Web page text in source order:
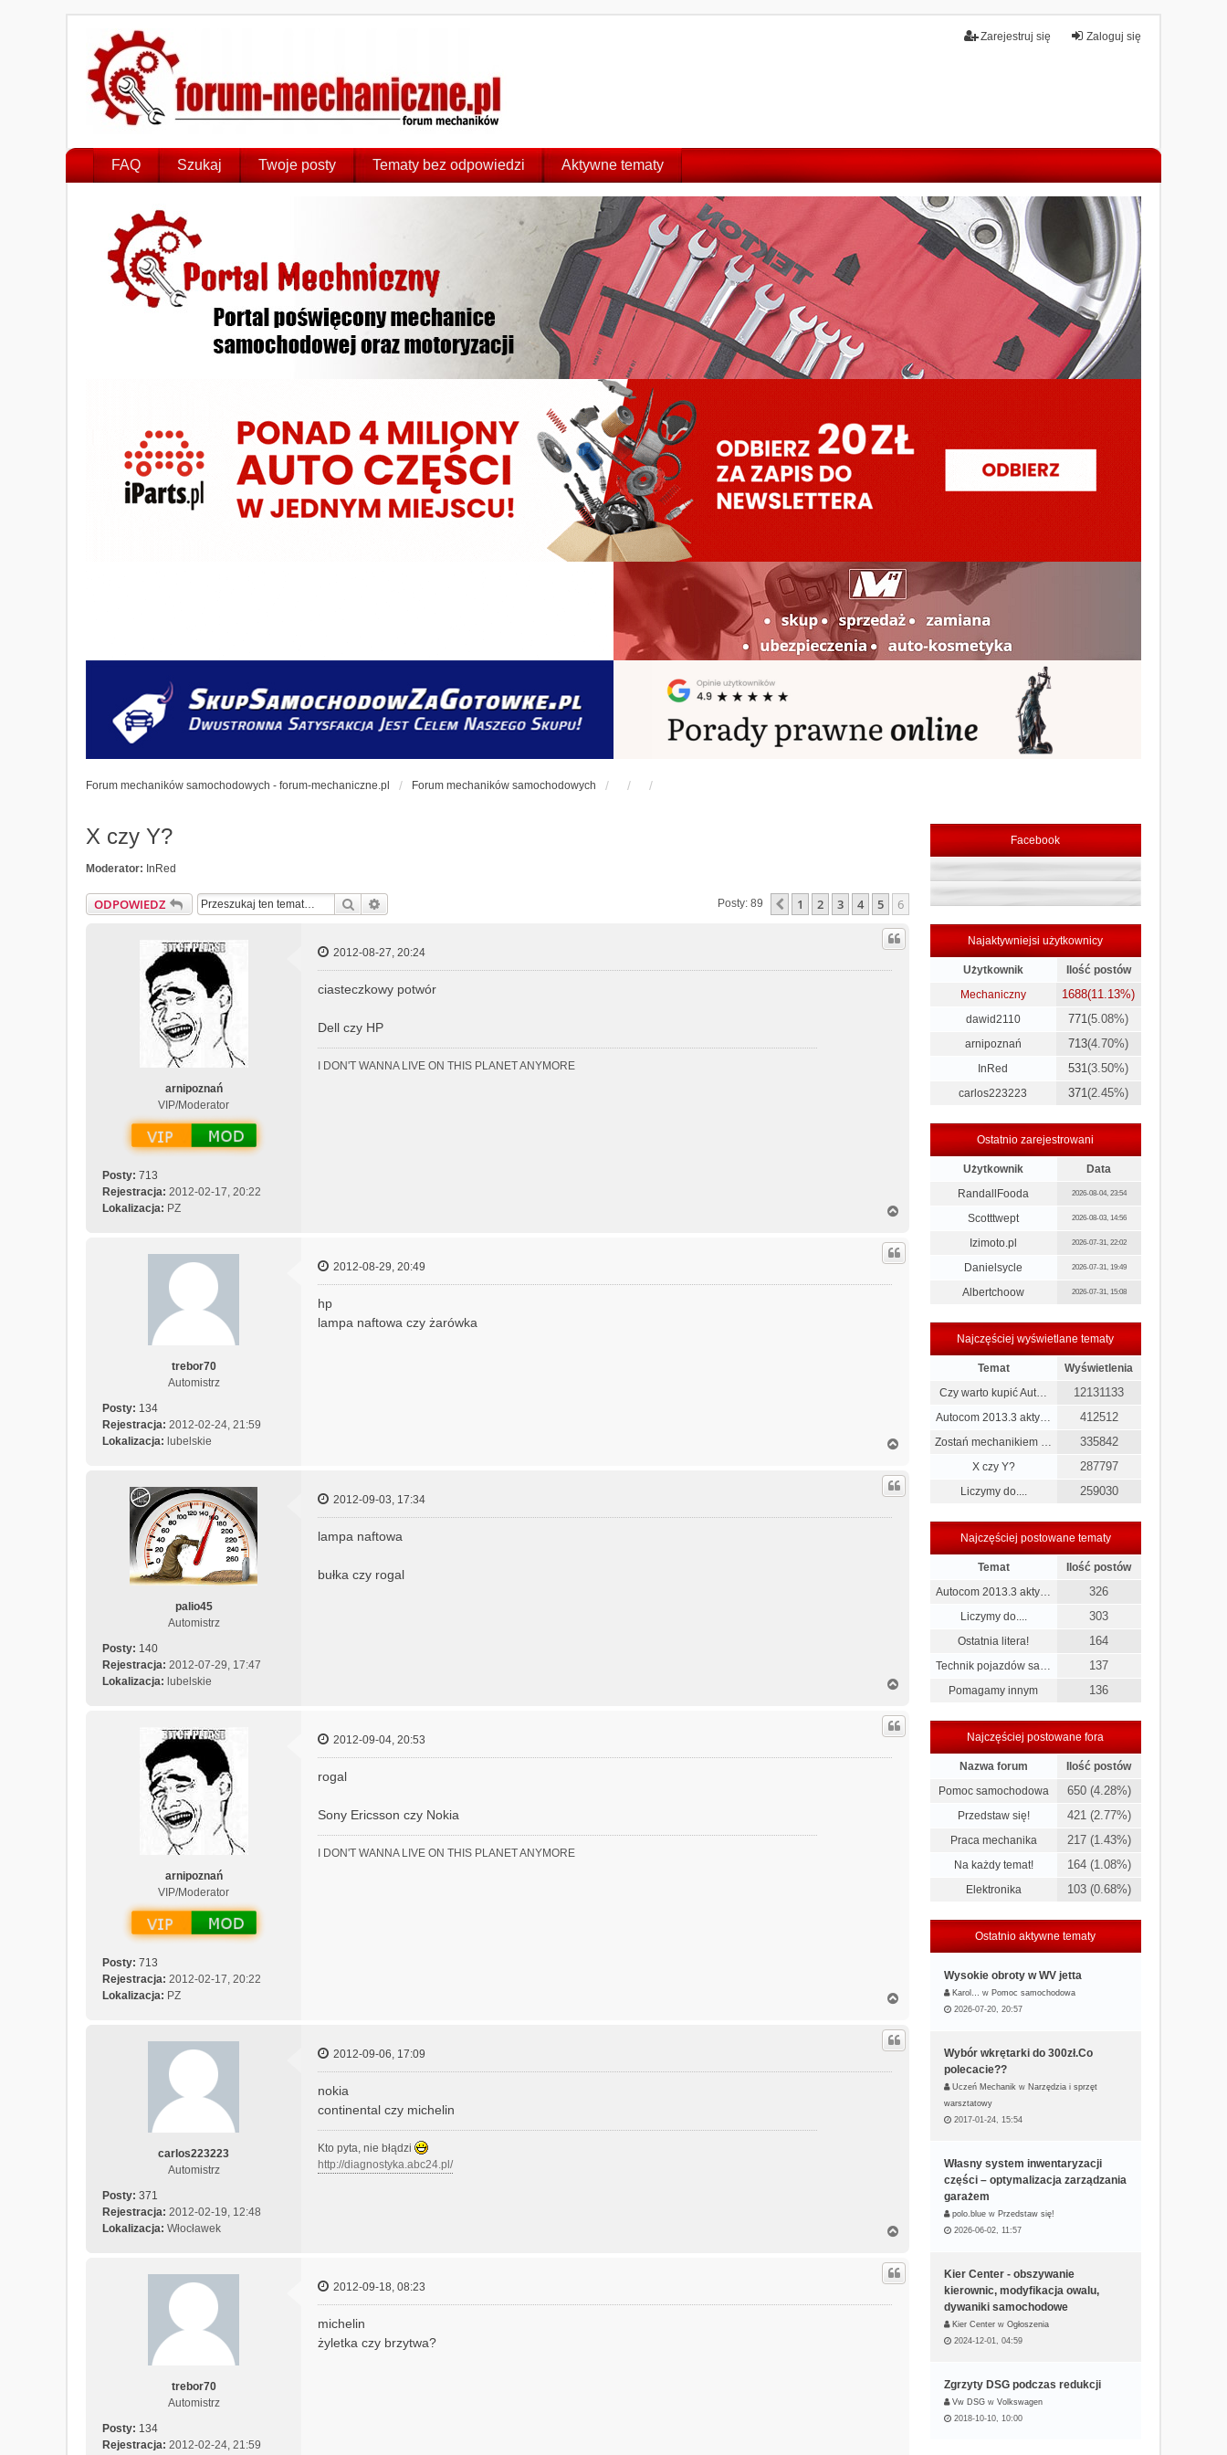
Zaloguj się
Zarejestruj się
FAQ Szukaj Twoje posty Tematy bez odpowiedzi Aktywne tematy
Forum mechaników samochodowych - forum-mechaniczne.pl Forum mechaników samochodowych
X czy Y?
Moderator: InRed
ODPOWIEDZ Szukaj Posty: 89 Poprzednia
1 2 3 4 5 6
arnipoznań
VIP/Moderator
Posty: 713
Rejestracja: 2012-02-17, 20:22
Lokalizacja: PZ
2012-08-27, 20:24
ciasteczkowy potwór
Dell czy HP
I DON'T WANNA LIVE ON THIS PLANET ANYMORE
g
r
trebor70
Automistrz
Posty: 134
Rejestracja: 2012-02-24, 21:59
Lokalizacja: lubelskie
2012-08-29, 20:49
hp
lampa naftowa czy żarówka
g
r
palio45
Automistrz
Posty: 140
Rejestracja: 2012-07-29, 17:47
Lokalizacja: lubelskie
2012-09-03, 17:34
lampa naftowa
bułka czy rogal
g
r
arnipoznań
VIP/Moderator
Posty: 713
Rejestracja: 2012-02-17, 20:22
Lokalizacja: PZ
2012-09-04, 20:53
rogal
Sony Ericsson czy Nokia
I DON'T WANNA LIVE ON THIS PLANET ANYMORE
g
r
carlos223223
Automistrz
Posty: 371
Rejestracja: 2012-02-19, 12:48
Lokalizacja: Włocławek
2012-09-06, 17:09
nokia
continental czy michelin
Kto pyta, nie błądzi
http://diagnostyka.abc24.pl/
g
r
trebor70
Automistrz
Posty: 134
Rejestracja: 2012-02-24, 21:59
2012-09-18, 08:23
michelin
żyletka czy brzytwa?
Facebook
Najaktywniejsi użytkownicy
Użytkownik
Ilość postów
Mechaniczny
1688(11.13%)
dawid2110 771(5.08%)
arnipoznań 713(4.70%)
InRed 531(3.50%)
carlos223223 371(2.45%)
Ostatnio zarejestrowani
Użytkownik
Data
RandallFooda
2026-08-04, 23:54
Scotttwept 2026-08-03, 14:56
Izimoto.pl 2026-07-31, 22:02
Danielsycle 2026-07-31, 19:49
Albertchoow 2026-07-31, 15:08
Najczęściej wyświetlane tematy
Temat
Wyświetlenia
Czy warto kupić Aut…
12131133
Autocom 2013.3 akty… 412512
Zostań mechanikiem … 335842
X czy Y? 287797
Liczymy do.... 259030
Najczęściej postowane tematy
Temat
Ilość postów
Autocom 2013.3 akty…
326
Liczymy do.... 303
Ostatnia litera! 164
Technik pojazdów sa… 137
Pomagamy innym 136
Najczęściej postowane fora
Nazwa forum
Ilość postów
Pomoc samochodowa
650 (4.28%)
Przedstaw się! 421 (2.77%)
Praca mechanika 217 (1.43%)
Na każdy temat! 164 (1.08%)
Elektronika 103 (0.68%)
Ostatnio aktywne tematy
Wysokie obroty w WV jetta
Karol… w Pomoc samochodowa
2026-07-20, 20:57
Wybór wkrętarki do 300zł.Co
polecacie??
Uczeń Mechanik w Narzędzia i sprzęt
warsztatowy
2017-01-24, 15:54
Własny system inwentaryzacji
części – optymalizacja zarządzania
garażem
polo.blue w Przedstaw się!
2026-06-02, 11:57
Kier Center - obszywanie
kierownic, modyfikacja owalu,
dywaniki samochodowe
Kier Center w Ogłoszenia
2024-12-01, 04:59
Zgrzyty DSG podczas redukcji
Vw DSG w Volkswagen
2018-10-10, 10:00